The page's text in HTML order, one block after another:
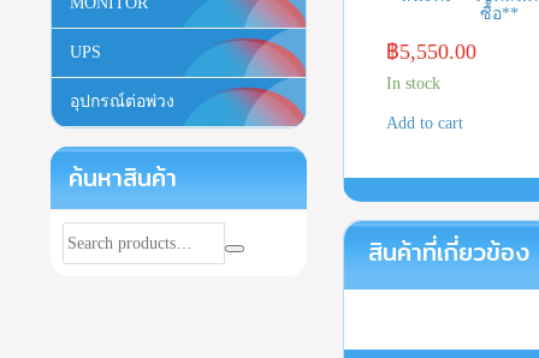
ซื้อ**
฿5,550.00
In stock
Add to cart
สินค้าที่เกี่ยวข้อง
UPS
อุปกรณ์ต่อพ่วง
ค้นหาสินค้า